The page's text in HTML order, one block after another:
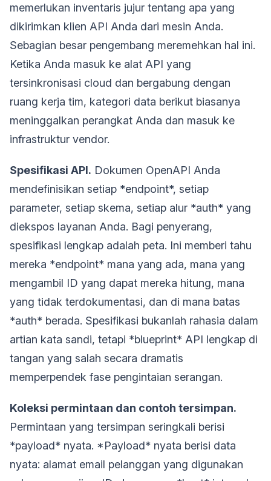
memerlukan inventaris jujur tentang apa yang
dikirimkan klien API Anda dari mesin Anda.
Sebagian besar pengembang meremehkan hal ini.
Ketika Anda masuk ke alat API yang
tersinkronisasi cloud dan bergabung dengan
ruang kerja tim, kategori data berikut biasanya
meninggalkan perangkat Anda dan masuk ke
infrastruktur vendor.
Spesifikasi API. Dokumen OpenAPI Anda
mendefinisikan setiap *endpoint*, setiap
parameter, setiap skema, setiap alur *auth* yang
diekspos layanan Anda. Bagi penyerang,
spesifikasi lengkap adalah peta. Ini memberi tahu
mereka *endpoint* mana yang ada, mana yang
mengambil ID yang dapat mereka hitung, mana
yang tidak terdokumentasi, dan di mana batas
*auth* berada. Spesifikasi bukanlah rahasia dalam
artian kata sandi, tetapi *blueprint* API lengkap di
tangan yang salah secara dramatis
memperpendek fase pengintaian serangan.
Koleksi permintaan dan contoh tersimpan.
Permintaan yang tersimpan seringkali berisi
*payload* nyata. *Payload* nyata berisi data
nyata: alamat email pelanggan yang digunakan